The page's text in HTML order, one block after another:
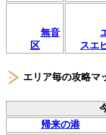
無音
区
スエ
エリア毎の攻略マ
帰来の港